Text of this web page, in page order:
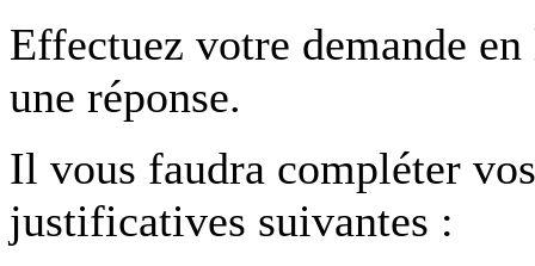
Effectuez votre demande
une réponse.
Il vous faudra compléter
justificatives suivantes :